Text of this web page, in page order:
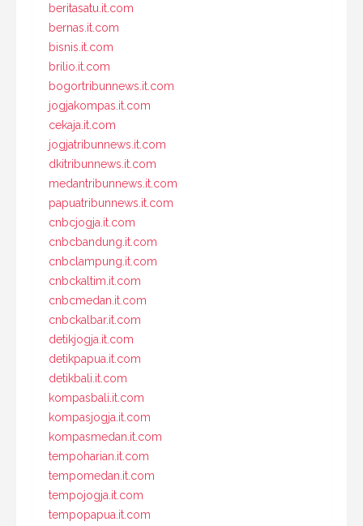
beritasatu.it.com
bernas.it.com
bisnis.it.com
brilio.it.com
bogortribunnews.it.com
jogjakompas.it.com
cekaja.it.com
jogjatribunnews.it.com
dkitribunnews.it.com
medantribunnews.it.com
papuatribunnews.it.com
cnbcjogja.it.com
cnbcbandung.it.com
cnbclampung.it.com
cnbckaltim.it.com
cnbcmedan.it.com
cnbckalbar.it.com
detikjogja.it.com
detikpapua.it.com
detikbali.it.com
kompasbali.it.com
kompasjogja.it.com
kompasmedan.it.com
tempoharian.it.com
tempomedan.it.com
tempojogja.it.com
tempopapua.it.com